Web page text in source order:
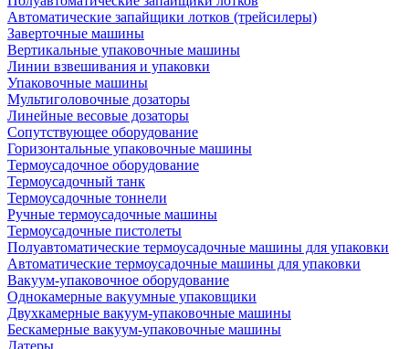
Автоматические запайщики лотков (трейсилеры)
Заверточные машины
Вертикальные упаковочные машины
Линии взвешивания и упаковки
Упаковочные машины
Мультиголовочные дозаторы
Линейные весовые дозаторы
Сопутствующее оборудование
Горизонтальные упаковочные машины
Термоусадочное оборудование
Термоусадочный танк
Термоусадочные тоннели
Ручные термоусадочные машины
Термоусадочные пистолеты
Полуавтоматические термоусадочные машины для упаковки
Автоматические термоусадочные машины для упаковки
Вакуум-упаковочное оборудование
Однокамерные вакуумные упаковщики
Двухкамерные вакуум-упаковочные машины
Бескамерные вакуум-упаковочные машины
Датеры